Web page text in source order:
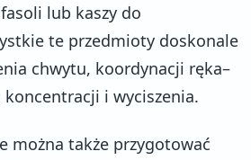
lub kaszy do
te przedmioty doskonale
chwytu, koordynacji ręka–
i wyciszenia.
można także przygotować